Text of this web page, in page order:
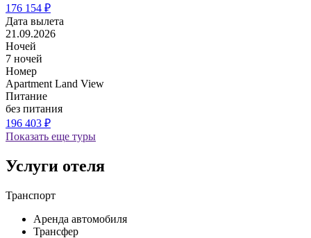
176 154 ₽
Дата вылета
21.09.2026
Ночей
7 ночей
Номер
Apartment Land View
Питание
без питания
196 403 ₽
Показать еще туры
Услуги отеля
Транспорт
Аренда автомобиля
Трансфер